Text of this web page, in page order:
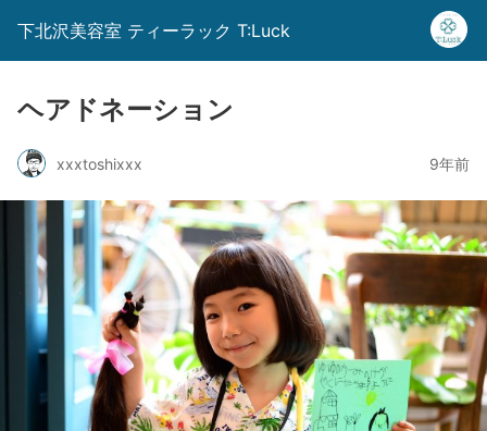
下北沢美容室 ティーラック T:Luck
ヘアドネーション
xxxtoshixxx 9年前